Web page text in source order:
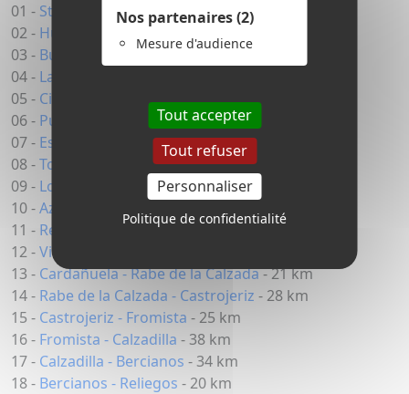
Nos partenaires(2)
Mesure d'audience
Tout accepter
Tout refuser
Personnaliser
Politique de confidentialité
01 - St Jean Pied-de-Port - Huntto - 4 km
02 - Huntto-Burguette
03 - Burguette - Larrasoana- 24 km
04 - Larrasoana - Pampelune
05 - Cizur Minor - Puente la Reina- 19 km
06 - Puente la Reina - Estella- 22 km
07 - Estella - Torres Del Rio- 28 km
08 -Torres - Logroño- 21 km
09 - Logroño - Azofra - 33 km
10 -Azofra - Redecilla
11 - Redecilla - Villafranca- 24 km
12 -Villafranca - Cardañuela
13 - Cardañuela - Rabe de la Calzada- 21 km
14 - Rabe de la Calzada - Castrojeriz - 28 km
15 - Castrojeriz - Fromista - 25 km
16 - Fromista - Calzadilla - 38 km
17 - Calzadilla - Bercianos - 34 km
18 - Bercianos - Reliegos - 20 km